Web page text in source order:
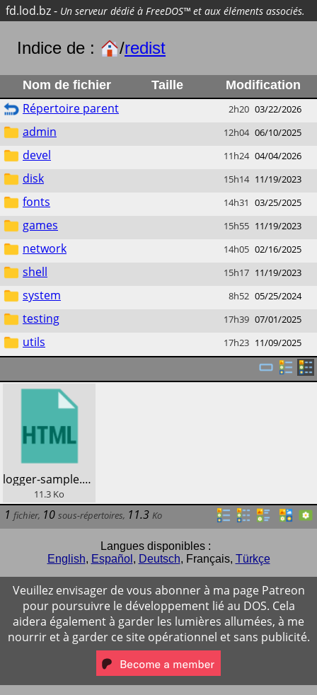
fd.lod.bz- Un serveur dédié à FreeDOS™ et aux éléments associés.
Indice de : /redist
Nom de fichier Taille Modification
Répertoire parent 2h20 03/22/2026
admin 12h04 06/10/2025
devel 11h24 04/04/2026
disk 15h14 11/19/2023
fonts 14h31 03/25/2025
games 15h55 11/19/2023
network 14h05 02/16/2025
shell 15h17 11/19/2023
system 8h52 05/25/2024
testing 17h39 07/01/2025
utils 17h23 11/09/2025
​logger-sample.html
11.3 Ko
1 fichier, 10 sous-répertoires, 11.3 Ko
Langues disponibles :
English, Español , Deutsch, Français, Türkçe
Veuillez envisager de vous abonner à ma page Patreon
pour poursuivre le développement lié au DOS. Cela
aidera également à garder les lumières allumées, à me
nourrir et à garder ce site opérationnel et sans publicité.